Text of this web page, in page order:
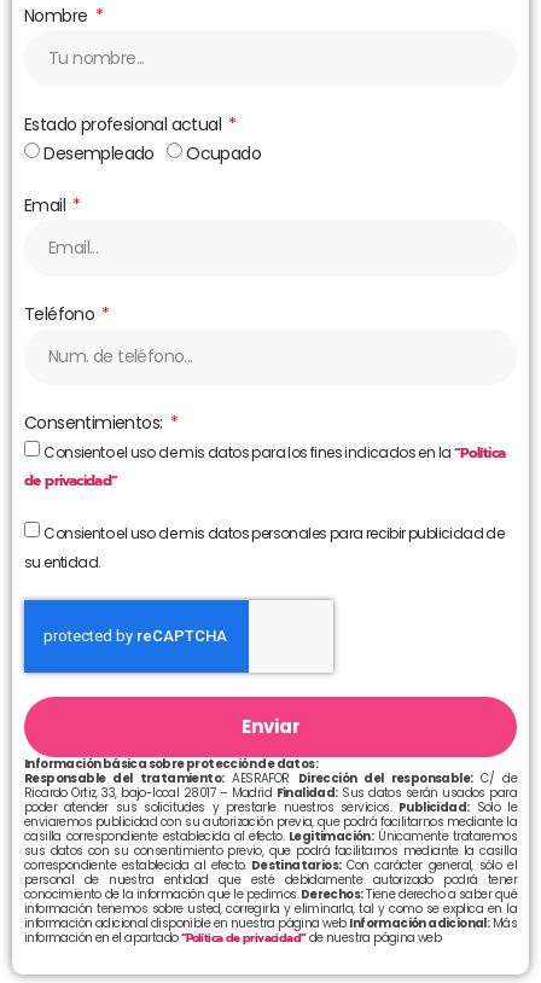
Nombre
Estado profesional actual
Desempleado
Ocupado
Email
Teléfono
Consentimientos:
Consiento el uso de mis datos para los fines indicados en la“Política
de privacidad”
Consiento el uso de mis datos personales para recibir publicidad de
su entidad.
Enviar
Información básica sobre protección de datos:
Responsable del tratamiento:AESRAFOR Dirección del responsable:C/ de
Ricardo Ortiz, 33, bajo-local 28017 – Madrid Finalidad:Sus datos serán usados para
poder atender sus solicitudes y prestarle nuestros servicios. Publicidad:Solo le
enviaremos publicidad con su autorización previa, que podrá facilitarnos mediante la
casilla correspondiente establecida al efecto. Legitimación:Únicamente trataremos
sus datos con su consentimiento previo, que podrá facilitarnos mediante la casilla
correspondiente establecida al efecto.Destinatarios:Con carácter general, sólo el
personal de nuestra entidad que esté debidamente autorizado podrá tener
conocimiento de la información que le pedimos.Derechos:Tiene derecho a saber qué
información tenemos sobre usted, corregirla y eliminarla, tal y como se explica en la
información adicional disponible en nuestra página web.Información adicional:Más
información en el apartado“Política de privacidad”de nuestra página web